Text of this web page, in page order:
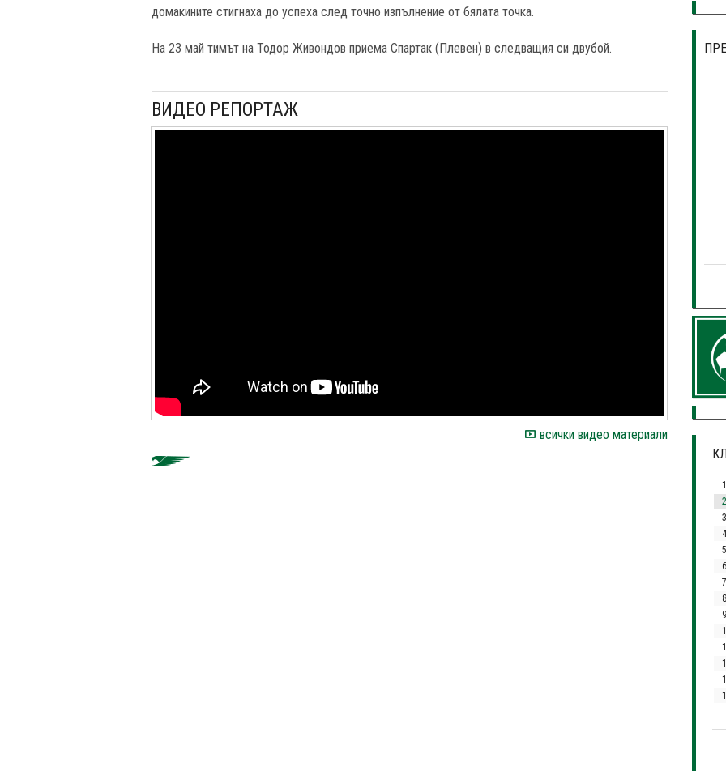
домакините стигнаха до успеха след точно изпълнение от бялата точка.
На 23 май тимът на Тодор Живондов приема Спартак (Плевен) в следващия си двубой.
ВИДЕО РЕПОРТАЖ
всички видео материали